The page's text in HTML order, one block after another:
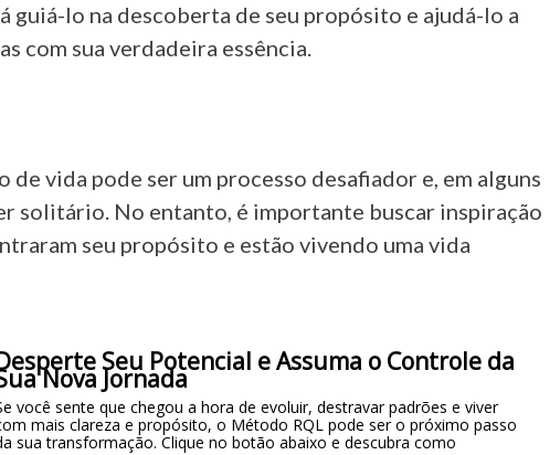
guiá-lo na descoberta de seu propósito e ajudá-lo a
com sua verdadeira essência.
vida pode ser um processo desafiador e, em alguns
solitário. No entanto, é importante buscar inspiração
seu propósito e estão vivendo uma vida
Seu Potencial e Assuma o Controle da
Nova Jornada
você sente que chegou a hora de evoluir, destravar padrões e viver
mais clareza e propósito, o Método RQL pode ser o próximo passo
sua transformação. Clique no botão abaixo e descubra como